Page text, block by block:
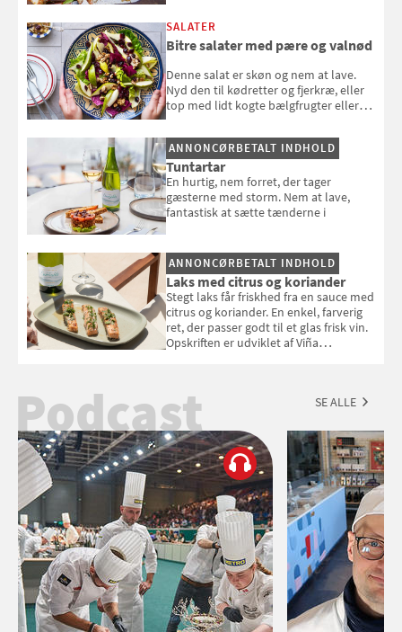
SALATER
Bitre salater med pære og valnød
Denne salat er skøn og nem at lave.
Nyd den til kødretter og fjerkræ, eller
top med lidt kogte bælgfrugter eller
selvstændigt måltid. Opskriften er fra
Louisa Lorangs kogebog "Salat".
ANNONCØRBETALT INDHOLD
Tuntartar
En hurtig, nem forret, der tager
gæsterne med storm. Nem at lave,
fantastisk at sætte tænderne i
ANNONCØRBETALT INDHOLD
Laks med citrus og koriander
Stegt laks får friskhed fra en sauce med
citrus og koriander. En enkel, farverig
ret, der passer godt til et glas frisk vin.
Opskriften er udviklet af Viña
Podcast SE ALLE